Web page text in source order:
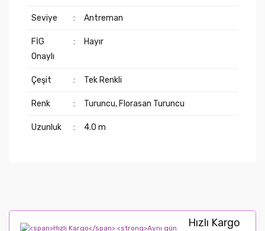
Seviye : Antreman
FİG
Onaylı
: Hayır
Çeşit : Tek Renkli
Renk : Turuncu, Florasan Turuncu
Uzunluk : 4.0 m
Hızlı Kargo